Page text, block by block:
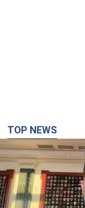
проекту
34,2 т.
"Балистика
обсудить
Украиной